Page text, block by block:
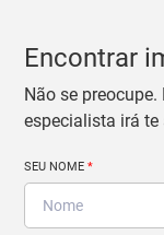
Encontrar
Não se
especialista irá te
SEU NOME*